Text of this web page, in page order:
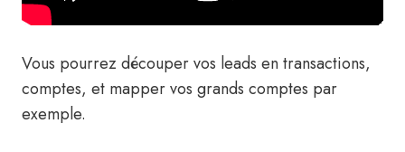
Vous pourrez découper vos leads en transactions,
comptes, et mapper vos grands comptes par
exemple.